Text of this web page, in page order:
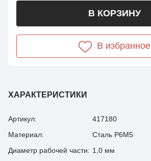
ХАРАКТЕРИСТИКИ
Артикул:
417180
Материал:
Сталь Р6М5
Диаметр рабочей части: 1,0 мм
В КОРЗИНУ
В избранное